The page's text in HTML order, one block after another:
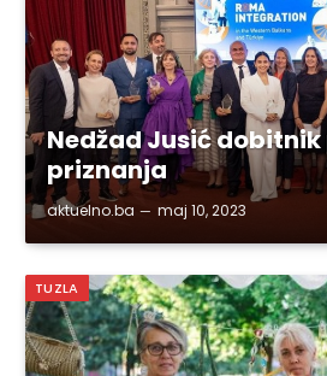
Nedžad Jusić
priznanja
aktuelno.ba maj 10, 2023
TUZLA